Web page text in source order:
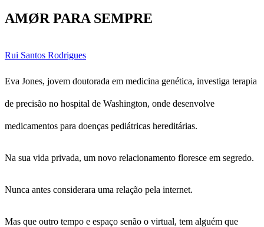
AMØR PARA SEMPRE
Rui Santos Rodrigues
Eva Jones, jovem doutorada em medicina genética, investiga terapia
de precisão no hospital de Washington, onde desenvolve
medicamentos para doenças pediátricas hereditárias.
Na sua vida privada, um novo relacionamento floresce em segredo.
Nunca antes considerara uma relação pela internet.
Mas que outro tempo e espaço senão o virtual, tem alguém que